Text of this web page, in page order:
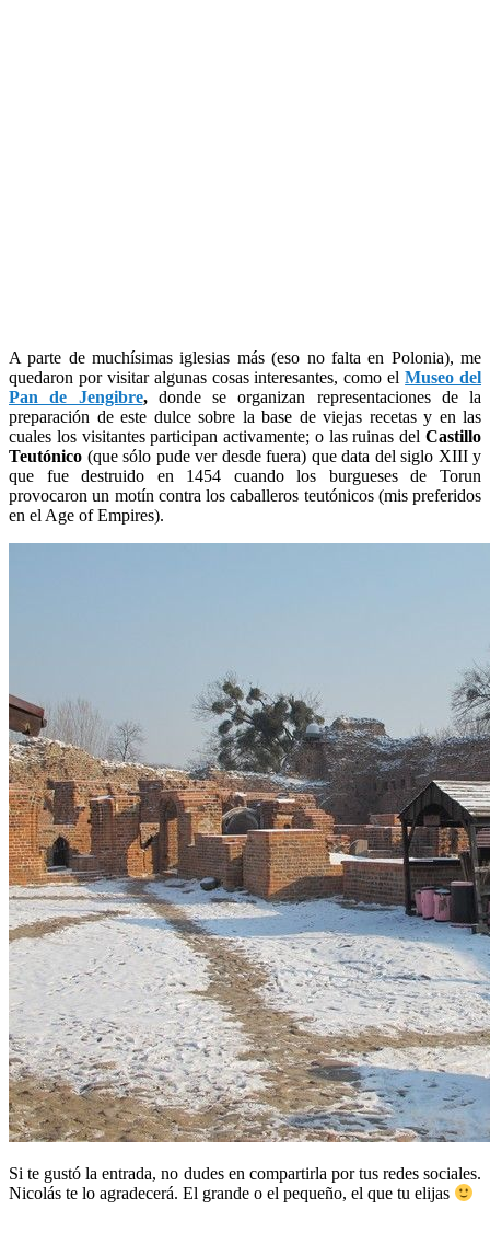
A parte de muchísimas iglesias más (eso no falta en Polonia), me
quedaron por visitar algunas cosas interesantes, como elMuseo del
Pan de Jengibre,donde se organizan representaciones de la
preparación de este dulce sobre la base de viejas recetas y en las
cuales los visitantes participan activamente; o las ruinas del Castillo
Teutónico (que sólo pude ver desde fuera) que data del siglo XIII y
que fue destruido en 1454 cuando los burgueses de Torun
provocaron un motín contra los caballeros teutónicos (mis preferidos
en el Age of Empires).
Si te gustó la entrada, no dudes en compartirla por tus redes sociales.
Nicolás te lo agradecerá. El grande o el pequeño, el que tu elijas